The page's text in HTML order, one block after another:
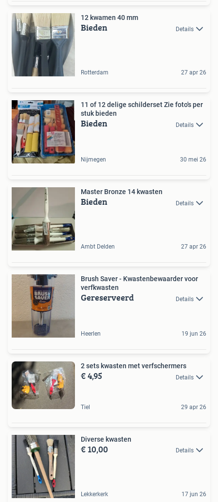
12 kwamen 40 mm
Bieden Details
Rotterdam 27 apr 26
11 of 12 delige schilderset Zie foto's per
stuk bieden
Bieden Details
Nijmegen 30 mei 26
Master Bronze 14 kwasten
Bieden Details
Ambt Delden 27 apr 26
Brush Saver - Kwastenbewaarder voor
verfkwasten
Gereserveerd Details
Heerlen 19 jun 26
2 sets kwasten met verfschermers
€ 4,95 Details
Tiel 29 apr 26
Diverse kwasten
€ 10,00 Details
Lekkerkerk 17 jun 26